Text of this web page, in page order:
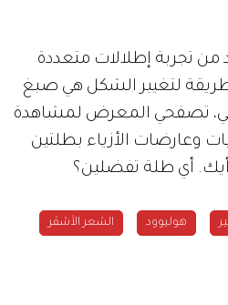
تجربة إطلالات متعددة
لتغيير الشكل هي صبغ
تصفحي المعرض لمشاهدة
وعارضات الأزياء بطلتين
أي طلة تفضلين؟
هوليوود الشعر الأشقر